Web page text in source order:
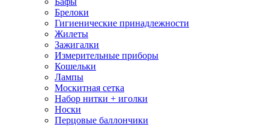
Брелоки
Гигиенические принадлежности
Жилеты
Зажигалки
Измерительные приборы
Кошельки
Лампы
Москитная сетка
Набор нитки + иголки
Носки
Перцовые баллончики